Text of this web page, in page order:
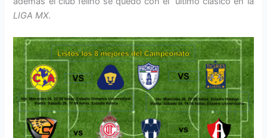
LIGA MX.